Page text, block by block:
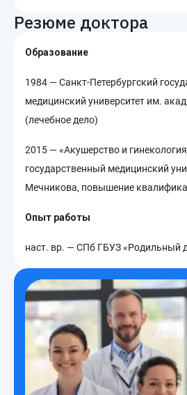
Резюме доктора
Образование
1984 — Санкт-Петербургский
медицинский университет им.
(лечебное дело)
2015 — «Акушерство и
государственный медицинский
Мечникова, повышение
Опыт работы
наст. вр. — СПб ГБУЗ «Родильный